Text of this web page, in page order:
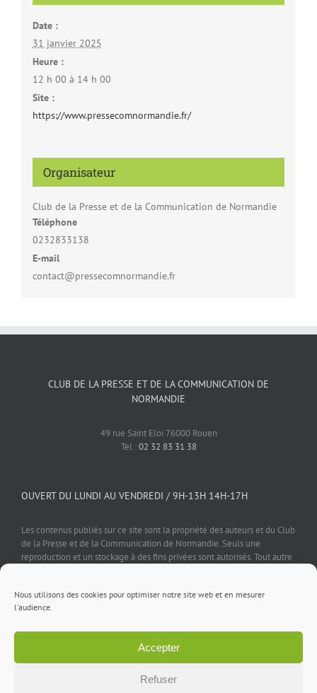
Nous utilisons des cookies pour optimiser notre site web et en mesurer
l'audience.
Accepter
Refuser
Date :
31 janvier 2025
Heure :
12 h 00 à 14 h 00
Site :
https://www.pressecomnormandie.fr/
Organisateur
Club de la Presse et de la Communication de Normandie
Téléphone
0232833138
E-mail
contact@pressecomnormandie.fr
CLUB DE LA PRESSE ET DE LA COMMUNICATION DE
NORMANDIE
49 rue Saint Eloi 76000 Rouen
Tel :02 32 83 31 38
OUVERT DU LUNDI AU VENDREDI / 9H-13H 14H-17H
Les contenus publiés sur ce site sont la propriété des auteurs et du Club
de la Presse et de la Communication de Normandie. Seuls une
reproduction et un stockage à des fins privées sont autorisés. Tout autre